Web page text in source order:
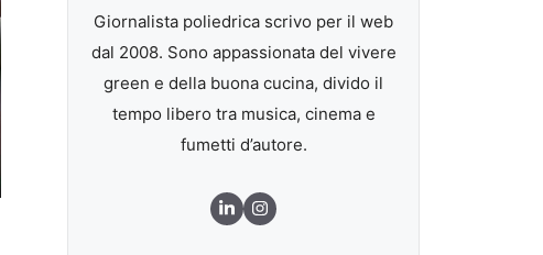
Giornalista poliedrica scrivo per il web
dal 2008. Sono appassionata del vivere
green e della buona cucina, divido il
tempo libero tra musica, cinema e
fumetti d’autore.